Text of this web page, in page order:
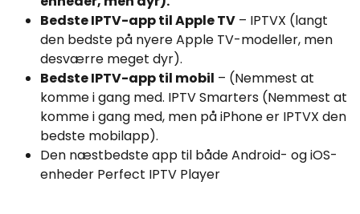
Bedste IPTV-app til Apple TV – IPTVX (langt
den bedste på nyere Apple TV-modeller, men
desværre meget dyr).
Bedste IPTV-app til mobil – (Nemmest at
komme i gang med. IPTV Smarters (Nemmest at
komme i gang med, men på iPhone er IPTVX den
bedste mobilapp).
Den næstbedste app til både Android- og iOS-
enheder Perfect IPTV Player